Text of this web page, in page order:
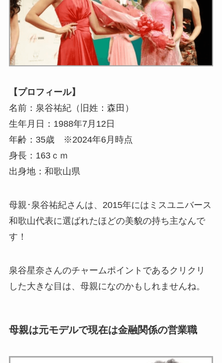
【プロフィール】
名前：泉谷祐紀（旧姓：森田）
生年月日：1988年7月12日
年齢：35歳 ※2024年6月時点
身長：163ｃｍ
出身地：和歌山県
母親･泉谷祐紀さんは、2015年にはミスユニバース
和歌山代表に選ばれたほどの美貌の持ち主なんで
す！
泉谷星奈さんのチャームポイントであるクリクリ
した大きな目は、母親になのかもしれませんね。
母親は元モデルで現在は金融関係の営業職